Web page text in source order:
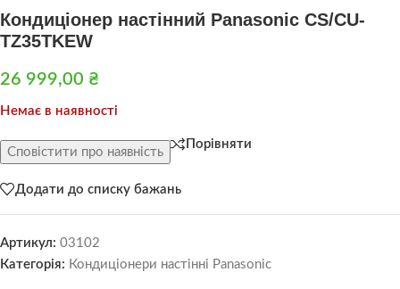
Кондиціонер настінний Panasonic CS/CU-
TZ35TKEW
26 999,00 ₴
Немає в наявності
Сповістити про наявність
Порівняти
Додати до списку бажань
Артикул: 03102
Категорія: Кондиціонери настінні Panasonic